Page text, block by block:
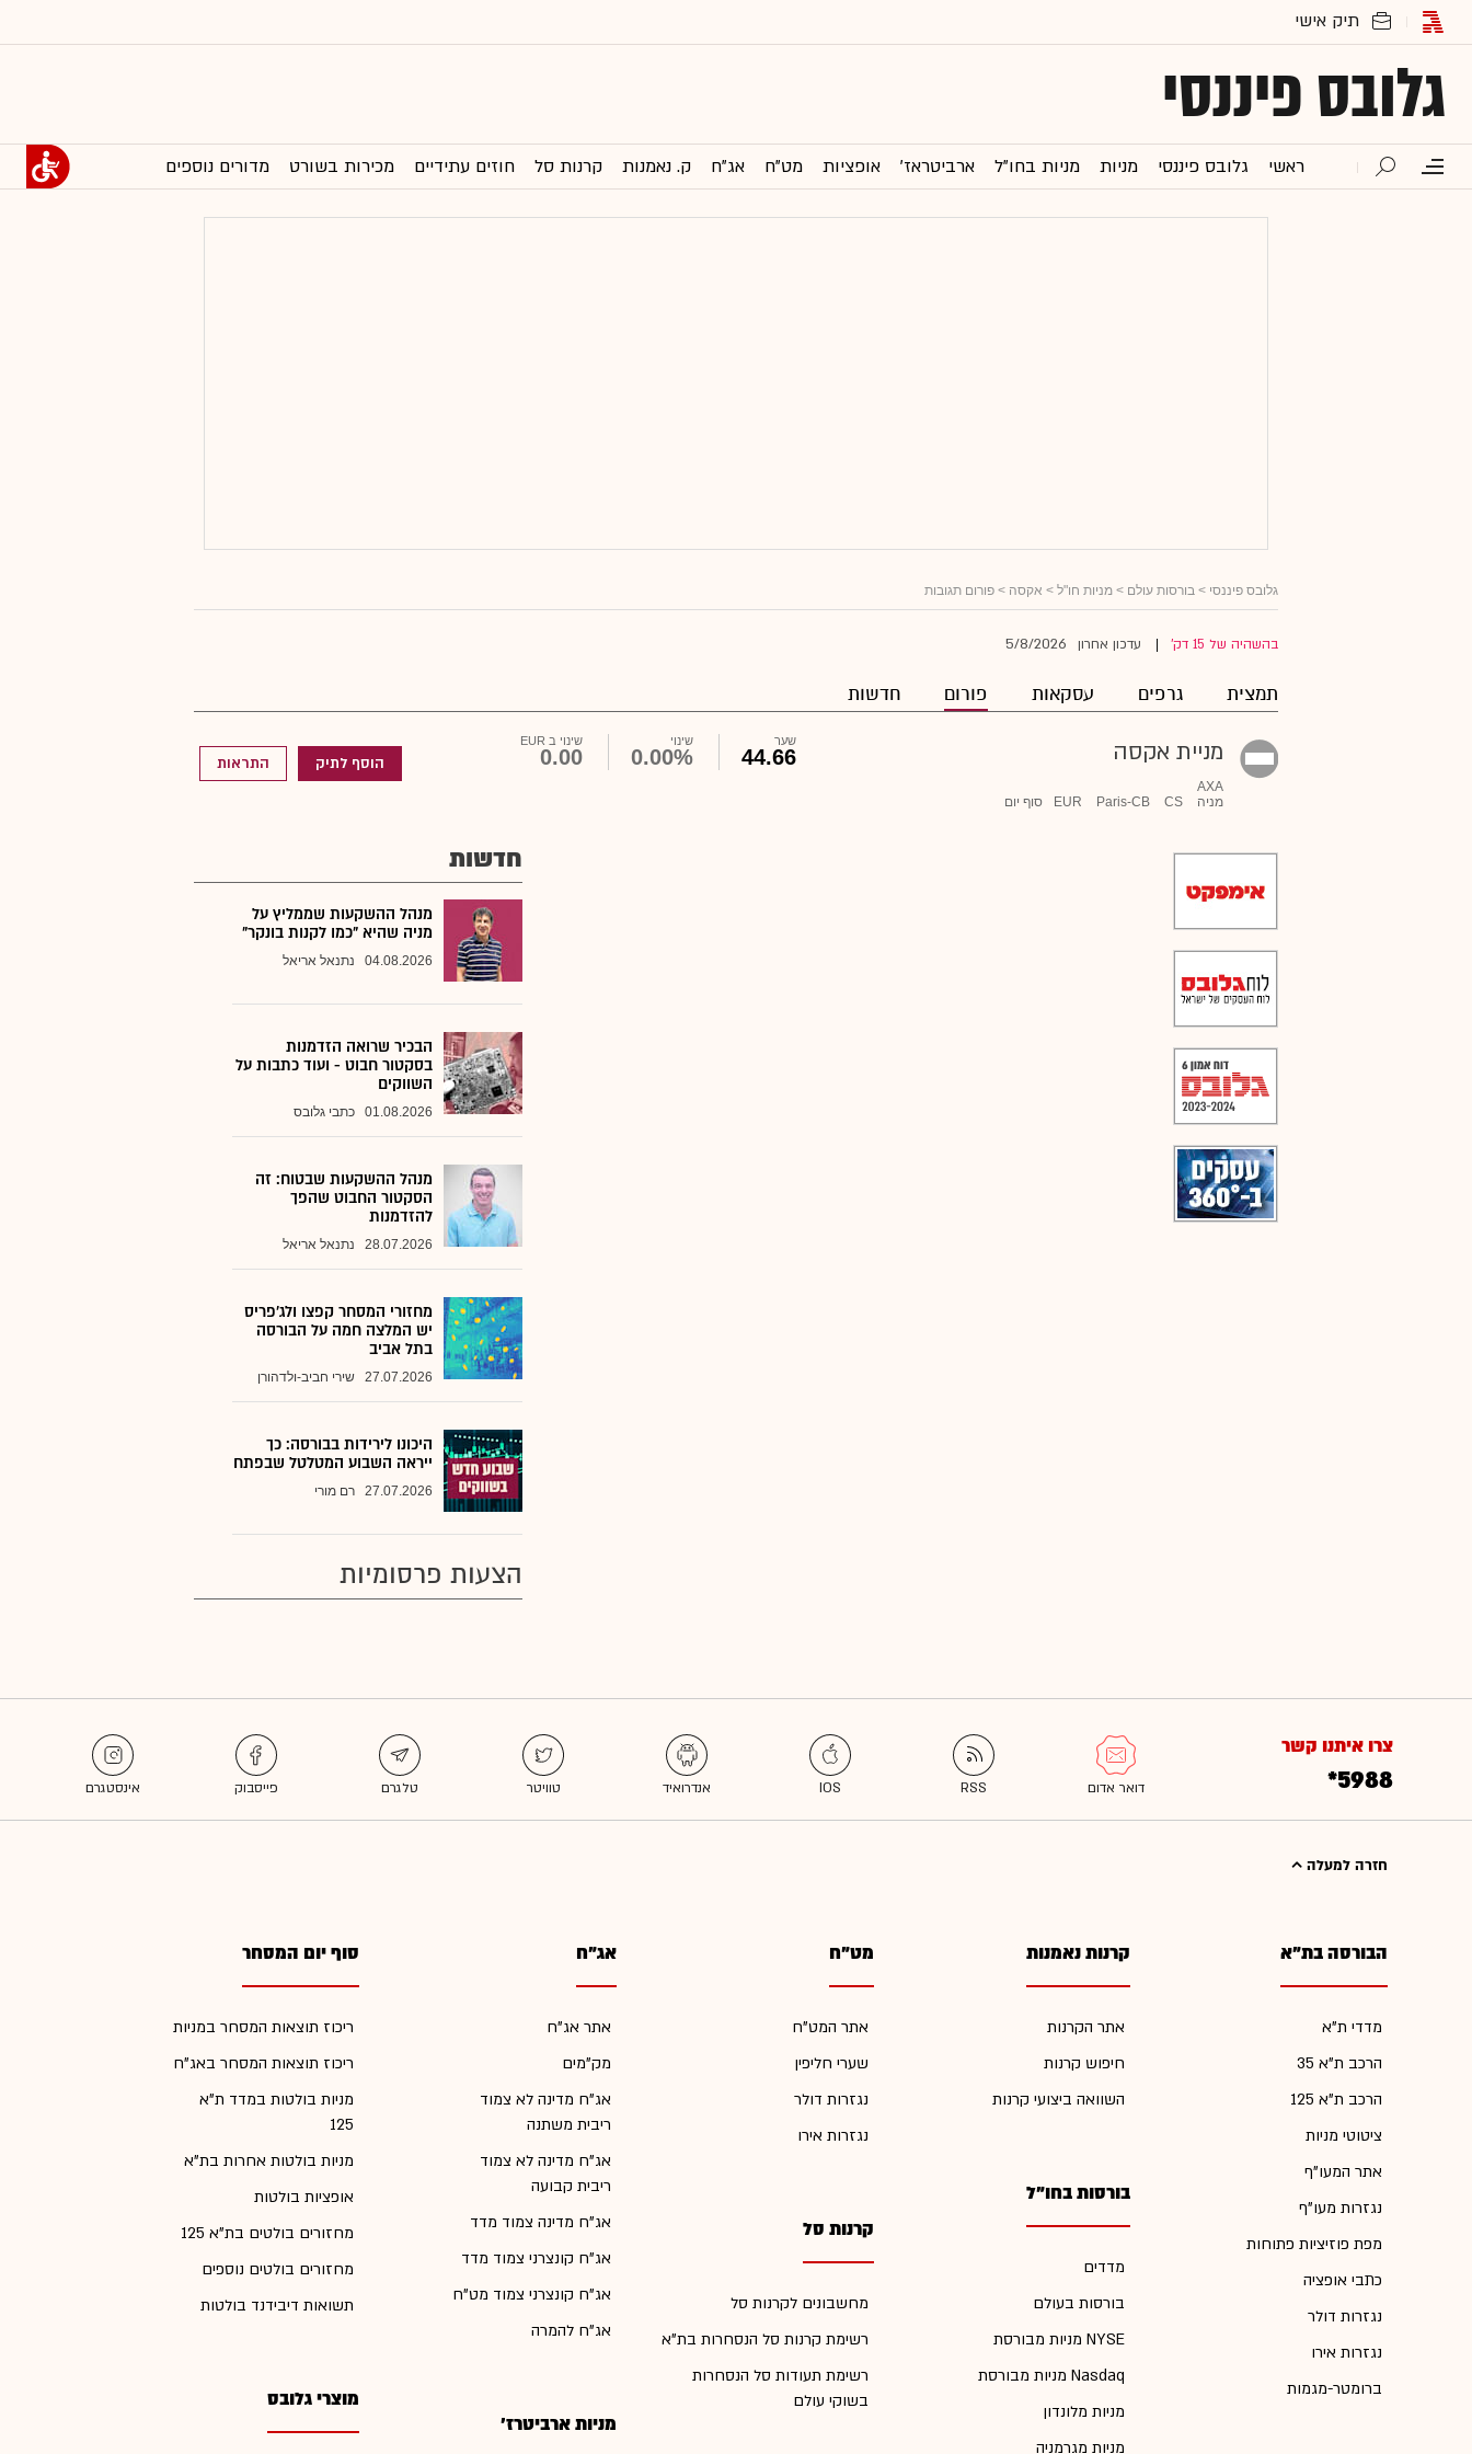
גלובס פיננסי
ראשי גלובס פיננסי מניות מניות בחו"ל ארביטראז' אופציות מט"ח אג"ח ק. נאמנות קרנות סל חוזים עתידיים מכירות בשורט מדורים נוספים
גלובס פיננסי > בורסות עולם > מניות חו"ל > אקסה > פורום תגובות
בהשהיה של 15 דק' עדכון אחרון 5/8/2026
תמצית גרפים עסקאות פורום חדשות
מניית אקסה
AXA
מניה
CS
Paris-CB
EUR סוף יום
שער
44.66
שינוי
0.00%
שינוי ב EUR
0.00 הוסף לתיק התראות
חדשות
מנהל ההשקעות שממליץ על
מניה שהיא "כמו לקנות בונקר"
04.08.2026 נתנאל אריאל
הבכיר שרואה הזדמנות
בסקטור חבוט - ועוד כתבות על
השווקים
01.08.2026 כתבי גלובס
מנהל ההשקעות שבטוח: זה
הסקטור החבוט שהפך
להזדמנות
28.07.2026 נתנאל אריאל
מחזורי המסחר קפצו ולג'פריס
יש המלצה חמה על הבורסה
בתל אביב
27.07.2026 שירי חביב-ולדהורן
היכונו לירידות בבורסה: כך
ייראה השבוע המטלטל שבפתח
27.07.2026 רם מורי
הצעות פרסומיות
צרו איתנו קשר
*5988
חזרה למעלה
הבורסה בת"א
מדדי ת"א
הרכב ת"א 35
הרכב ת"א 125
ציטוטי מניות
אתר המעו"ף
נגזרות מעו"ף
מפת פוזיציות פתוחות
כתבי אופציה
נגזרות דולר
נגזרות אירו
ברומטר-מגמות
קרנות נאמנות
אתר הקרנות
חיפוש קרנות
השוואה ביצועי קרנות
בורסות בחו"ל
מדדים
בורסות בעולם
מניות מבורסת NYSE
מניות מבורסת Nasdaq
מניות מלונדון
מניות מגרמניה
מט"ח
אתר המט"ח
שערי חליפין
נגזרות דולר
נגזרות אירו
קרנות סל
מחשבונים לקרנות סל
רשימת קרנות סל הנסחרות בת"א
רשימת תעודות סל הנסחרות
בשוקי עולם
אג"ח
אתר אג"ח
מק"מים
אג"ח מדינה לא צמוד
ריבית משתנה
אג"ח מדינה לא צמוד
ריבית קבועה
אג"ח מדינה צמוד מדד
אג"ח קונצרני צמוד מדד
אג"ח קונצרני צמוד מט"ח
אג"ח להמרה
מניות ארביטרז'
סוף יום המסחר
ריכוז תוצאות המסחר במניות
ריכוז תוצאות המסחר באג"ח
מניות בולטות במדד ת"א
125
מניות בולטות אחרות בת"א
אופציות בולטות
מחזורים בולטים בת"א 125
מחזורים בולטים נוספים
תשואות דיבידנד בולטות
מוצרי גלובס